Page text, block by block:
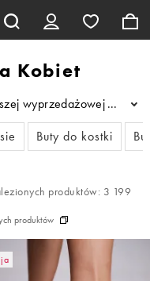
Kobiet
wyprzedażowej ...
Buty do kostki
produktów: 3 199
produktów